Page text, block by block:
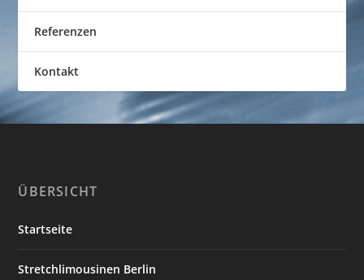
Referenzen
Kontakt
ÜBERSICHT
Startseite
Stretchlimousinen Berlin